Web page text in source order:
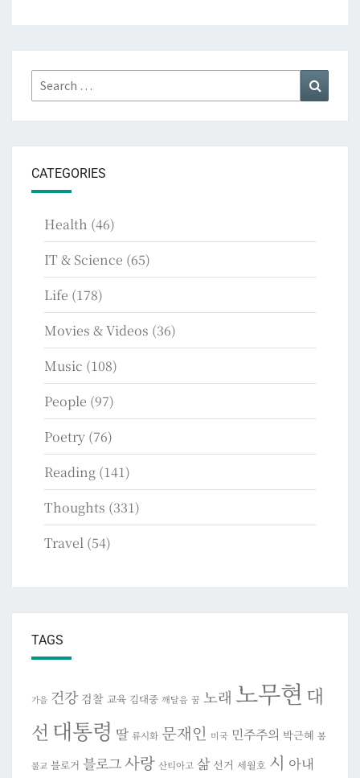
Search
for:
CATEGORIES
Health (46)
IT & Science (65)
Life (178)
Movies & Videos (36)
Music (108)
People (97)
Poetry (76)
Reading (141)
Thoughts (331)
Travel (54)
TAGS
가을 건강 검찰 교육 김대중 깨달음 꿈 노래 노무현 대
선 대통령 딸 류시화 문재인 미국 민주주의 박근혜 봄
불교 블로거 블로그사랑 산티아고 삶 선거 세월호 시 아내